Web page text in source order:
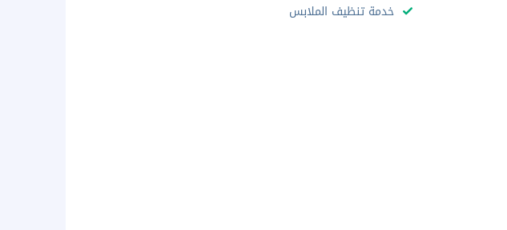
خدمة تنظيف الملابس